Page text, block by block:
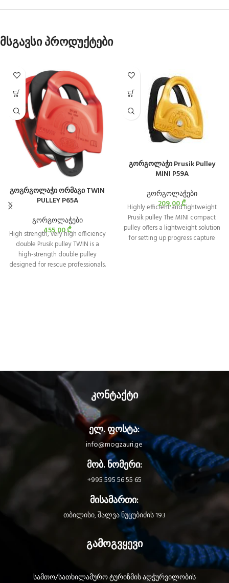
მსგავსი პროდუქტები
გოგრგოლაჭი ორმაგი TWIN
PULLEY P65A
გორგოლაჭები
455,00₾
High strength, very high efficiency
double Prusik pulley TWIN is a
high-strength double pulley
designed for rescue professionals.
გორგოლაჭი Prusik Pulley
MINI P59A
გორგოლაჭები
209,00₾
Highly efficient and lightweight
Prusik pulley The MINI compact
pulley offers a lightweight solution
for setting up progress capture
კონტაქტი
ელ. ფოსტა:
info@mogzauri.ge
მობ. ნომერი:
+995 595 56 55 65
მისამართი:
თბილისი, შალვა ნუცუბიძის 193
გამოგვყევი
სამთო/სათხილამურო ტურიზმის აღჭურვილობის